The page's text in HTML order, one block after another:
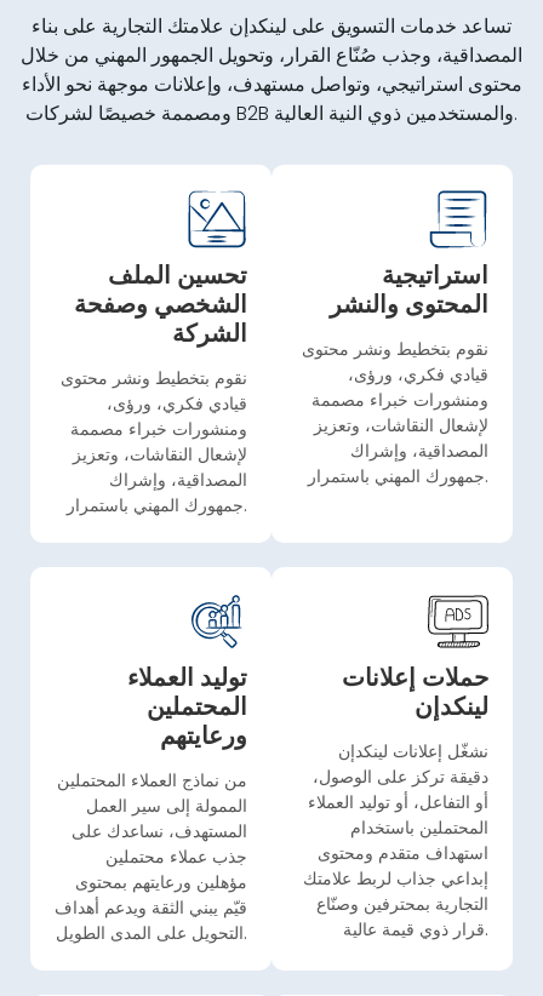
تساعد خدمات التسويق على لينكدإن علامتك التجارية على بناء
المصداقية، وجذب صُنّاع القرار، وتحويل الجمهور المهني من خلال
محتوى استراتيجي، وتواصل مستهدف، وإعلانات موجهة نحو الأداء
ومصممة خصيصًا لشركات B2B والمستخدمين ذوي النية العالية.
تحسين الملف
الشخصي وصفحة
الشركة
نقوم بتخطيط ونشر محتوى
قيادي فكري، ورؤى،
ومنشورات خبراء مصممة
لإشعال النقاشات، وتعزيز
المصداقية، وإشراك
جمهورك المهني باستمرار.
استراتيجية
المحتوى والنشر
نقوم بتخطيط ونشر محتوى
قيادي فكري، ورؤى،
ومنشورات خبراء مصممة
لإشعال النقاشات، وتعزيز
المصداقية، وإشراك
جمهورك المهني باستمرار.
توليد العملاء
المحتملين
ورعايتهم
من نماذج العملاء المحتملين
الممولة إلى سير العمل
المستهدف، نساعدك على
جذب عملاء محتملين
مؤهلين ورعايتهم بمحتوى
قيّم يبني الثقة ويدعم أهداف
التحويل على المدى الطويل.
حملات إعلانات
لينكدإن
نشغّل إعلانات لينكدإن
دقيقة تركز على الوصول،
أو التفاعل، أو توليد العملاء
المحتملين باستخدام
استهداف متقدم ومحتوى
إبداعي جذاب لربط علامتك
التجارية بمحترفين وصنّاع
قرار ذوي قيمة عالية.